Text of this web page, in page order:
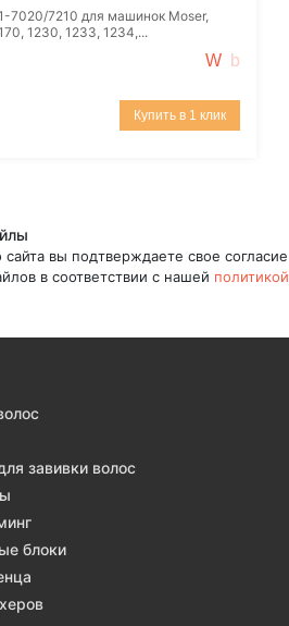
7020/7210 для машинок Moser,
1230, 1233, 1234,...
Купить в 1 клик
вы подтверждаете свое согласие
в соответствии с нашей политикой
завивки волос
блоки